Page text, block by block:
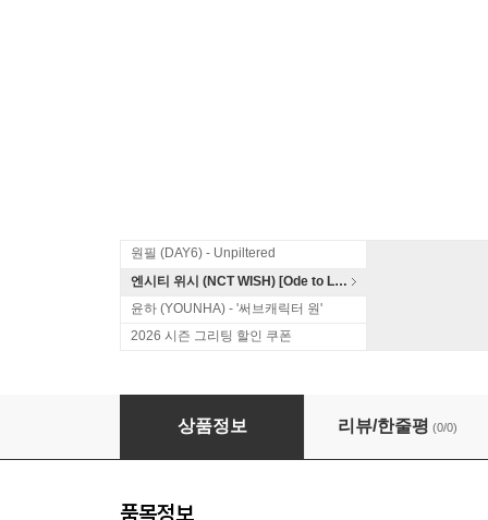
원필 (DAY6) - Unpiltered
엔시티 위시 (NCT WISH) [Ode to Love]
윤하 (YOUNHA) - '써브캐릭터 원'
2026 시즌 그리팅 할인 쿠폰
유주 (YUJU) - Special Single : 첫사랑은 저주
상품정보 리뷰/한줄평 (0/0)
품목정보